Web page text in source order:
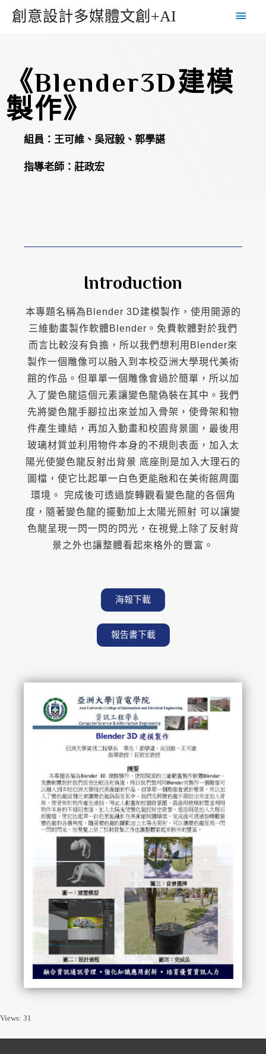
創意設計多媒體文創+AI
《Blender3D建模
製作》
組員：王可維、吳冠毅、郭學諶
指導老師：莊政宏
Introduction
本專題名稱為Blender 3D建模製作，使用開源的
三維動畫製作軟體Blender。免費軟體對於我們
而言比較沒有負擔，所以我們想利用Blender來
製作一個雕像可以融入到本校亞洲大學現代美術
館的作品。但單單一個雕像會過於簡單，所以加
入了變色龍這個元素讓變色龍偽裝在其中。我們
先將變色龍手腳拉出來並加入骨架，使骨架和物
件產生連結，再加入動畫和校園背景圖，最後用
玻璃材質並利用物件本身的不規則表面，加入太
陽光使變色龍反射出背景 底座則是加入大理石的
圖檔，使它比起單一白色更能融和在美術館周圍
環境。 完成後可透過旋轉觀看變色龍的各個角
度，隨著變色龍的擺動加上太陽光照射 可以讓變
色龍呈現一閃一閃的閃光，在視覺上除了反射背
景之外也讓整體看起來格外的豐富。
海報下載
報告書下載
Views: 31